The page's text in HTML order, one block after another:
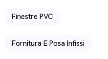
Finestre PVC
Fornitura E Posa Infissi